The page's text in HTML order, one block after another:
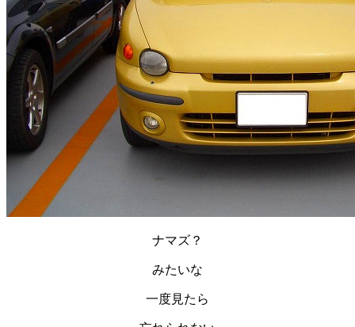
ナマズ？
みたいな
一度見たら